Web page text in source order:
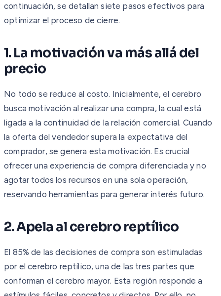
continuación, se detallan siete pasos efectivos para
optimizar el proceso de cierre.
1. La motivación va más allá del
precio
No todo se reduce al costo. Inicialmente, el cerebro
busca motivación al realizar una compra, la cual está
ligada a la continuidad de la relación comercial. Cuando
la oferta del vendedor supera la expectativa del
comprador, se genera esta motivación. Es crucial
ofrecer una experiencia de compra diferenciada y no
agotar todos los recursos en una sola operación,
reservando herramientas para generar interés futuro.
2. Apela al cerebro reptílico
El 85% de las decisiones de compra son estimuladas
por el cerebro reptílico, una de las tres partes que
conforman el cerebro mayor. Esta región responde a